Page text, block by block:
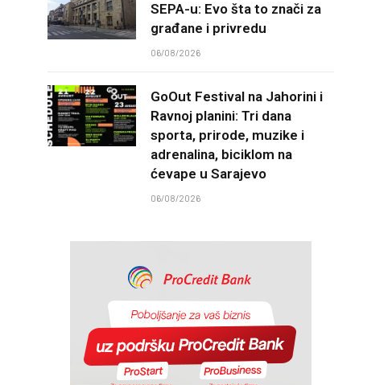
SEPA-u: Evo šta to znači za
građane i privredu
06/08/2026
GoOut Festival na Jahorini i
Ravnoj planini: Tri dana
sporta, prirode, muzike i
adrenalina, biciklom na
ćevape u Sarajevo
06/08/2026